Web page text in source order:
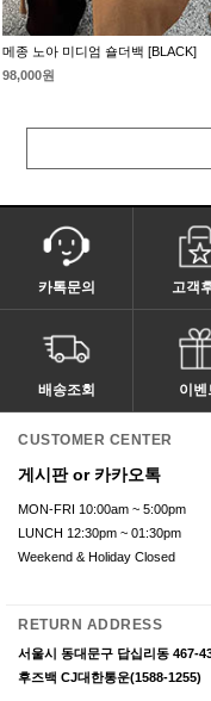
메종 노아 미디엄 숄더백 [BLACK]
98,000원
카톡문의 고객
배송조회 이벤
CUSTOMER CENTER
게시판 or 카카오톡
MON-FRI 10:00am ~ 5:00pm
LUNCH 12:30pm ~ 01:30pm
Weekend & Holiday Closed
RETURN ADDRESS
서울시 동대문구 답십리동 467-
후즈백 CJ대한통운(1588-1255)